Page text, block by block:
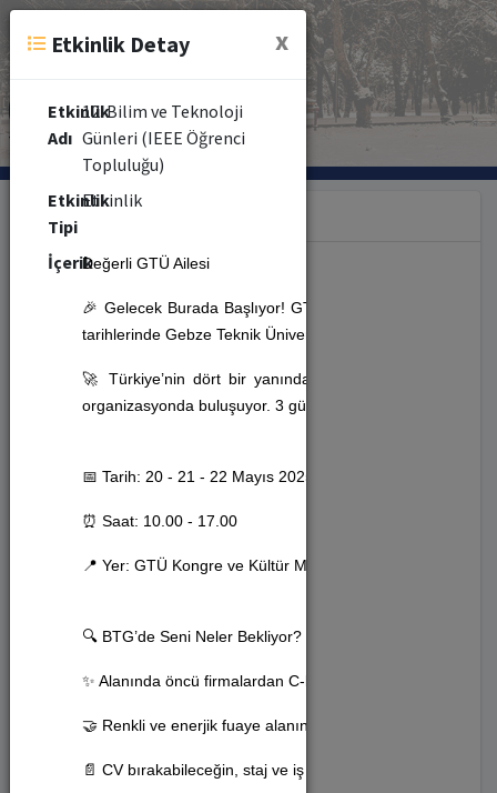
Kategori
Etkinlik (353)
Seminer (479)
Tiyatro (12)
Etkinlik Detay x
Etkinlik
Adı
12. Bilim ve Teknoloji
Günleri (IEEE Öğrenci
Topluluğu)
Etkinlik
Tipi
Etkinlik
İçerikDeğerli GTÜ Ailesi
🎉 Gelecek Burada Başlıyor! GTÜ IEEE Öğrenci
tarihlerinde Gebze Teknik Üniversitesi
🚀 Türkiye’nin dört bir yanından teknoloji ve
organizasyonda buluşuyor. 3 gün boyunca bilgi, ilham ve
📅 Tarih: 20 - 21 - 22 Mayıs 2025, Salı - Çarşamba -
⏰ Saat: 10.00 - 17.00
📍 Yer: GTÜ Kongre ve Kültür Merkezi
🔍 BTG’de Seni Neler Bekliyor?
✨ Alanında öncü firmalardan C-level konuşmacılarla
🤝 Renkli ve enerjik fuaye alanında firmalarla birebir iletişim
📄 CV bırakabileceğin, staj ve iş fırsatlarını